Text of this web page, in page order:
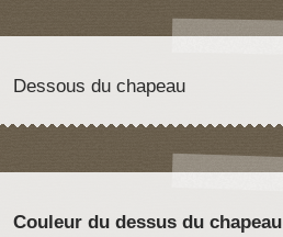
Dessous du chapeau
Couleur du dessus du chapeau